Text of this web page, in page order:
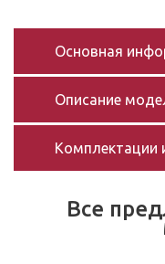
Основная
Описание
Комплектации
Все